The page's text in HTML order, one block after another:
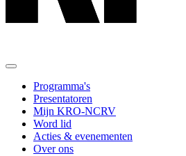
Programma's
Presentatoren
Mijn KRO-NCRV
Word lid
Acties & evenementen
Over ons